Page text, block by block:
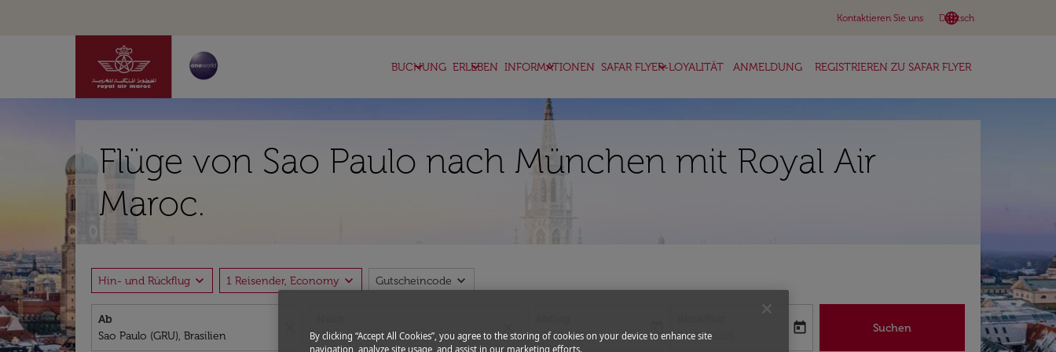
Kontaktieren Sie uns language
Deutsch
keyboard_arrow_down
BUCHUNG
keyboard_arrow_down ERLEBEN
keyboard_arrow_down INFORMATIONEN
keyboard_arrow_down SAFAR FLYER-LOYALITÄT
keyboard_arrow_down ANMELDUNG REGISTRIEREN ZU SAFAR FLYER
Flüge von Sao Paulo nach München mit Royal Air
Maroc.
Hin- und Rückflug expand_more 1 Reisender, Economy expand_more Gutscheincode expand_more
Ab
fc-booking-departure-date-aria-label
14/08/2026
fc-booking-return-date-aria-label
21/08/2026
today Suchen
By clicking “Accept All Cookies”, you agree to the storing of cookies on your device to enhance site
navigation, analyze site usage, and assist in our marketing efforts.